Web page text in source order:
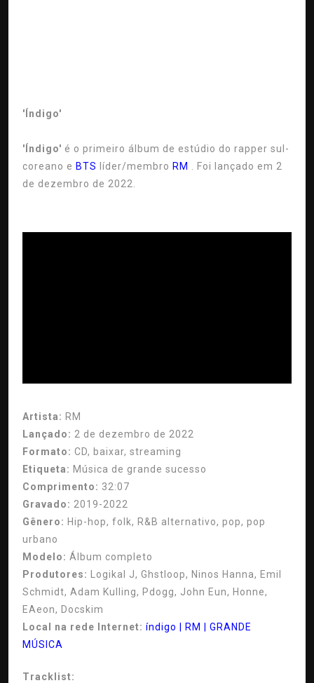
'Índigo'
'Índigo' é o primeiro álbum de estúdio do rapper sul-
coreano e BTS líder/membro RM
. Foi lançado em 2
de dezembro de 2022.
Artista: RM
Lançado: 2 de dezembro de 2022
Formato: CD, baixar, streaming
Etiqueta: Música de grande sucesso
Comprimento: 32:07
Gravado: 2019-2022
Gênero: Hip-hop, folk, R&B alternativo, pop, pop
urbano
Modelo: Álbum completo
Produtores:
Logikal J, Ghstloop, Ninos Hanna, Emil
Schmidt, Adam Kulling, Pdogg, John Eun, Honne,
EAeon, Docskim
Local na rede Internet: índigo | RM | GRANDE
MÚSICA
Tracklist: